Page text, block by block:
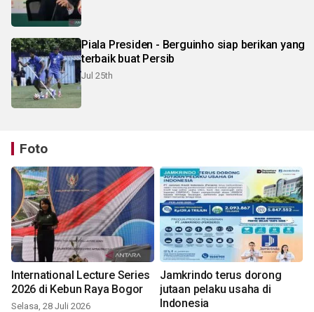
Piala Presiden - Berguinho siap berikan yang
terbaik buat Persib
Jul 25th
Foto
International Lecture Series
2026 di Kebun Raya Bogor
Selasa, 28 Juli 2026
Jamkrindo terus dorong
jutaan pelaku usaha di
Indonesia